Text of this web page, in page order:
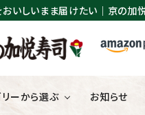
おいしいまま届けたい｜京の加
ーから選ぶ お知らせ